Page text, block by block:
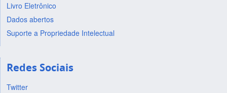
Livro Eletrônico
Dados abertos
Suporte a Propriedade Intelectual
Redes Sociais
Twitter